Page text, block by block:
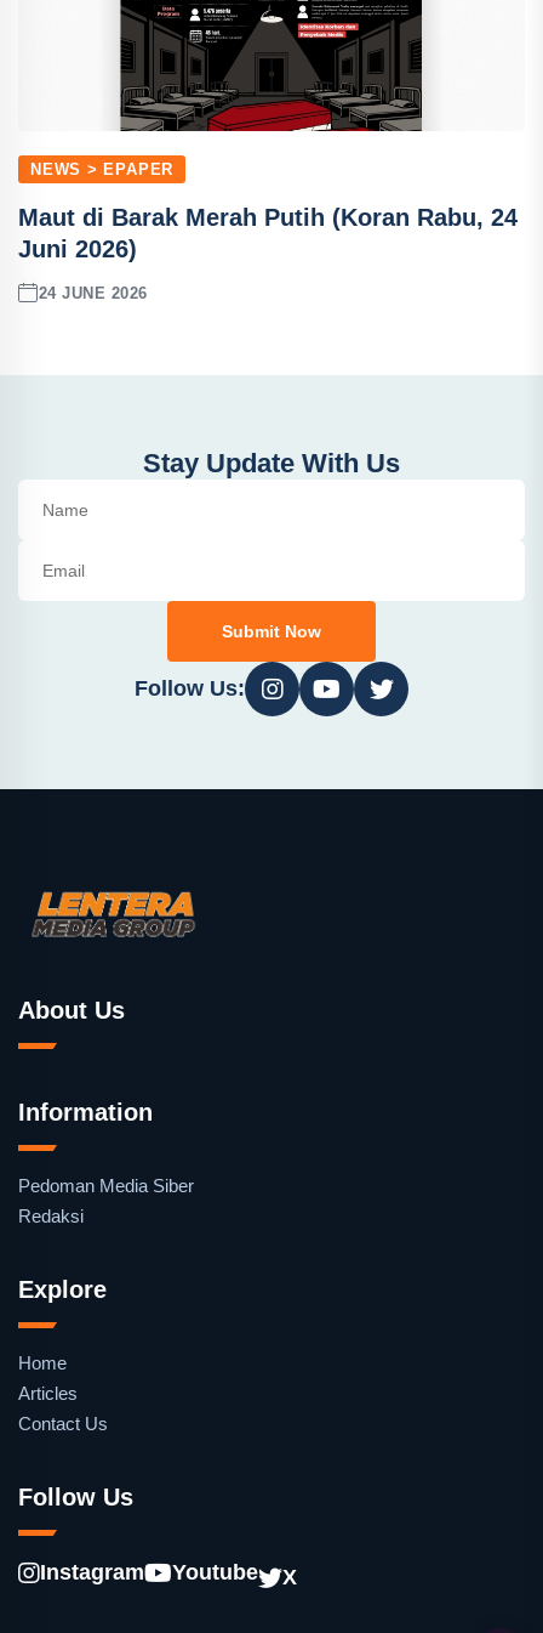
NEWS > EPAPER
Maut di Barak Merah Putih (Koran Rabu, 24
Juni 2026)
24 JUNE 2026
Stay Update With Us
Submit Now
Follow Us:
About Us
Information
Pedoman Media Siber
Redaksi
Explore
Home
Articles
Contact Us
Follow Us
Instagram Youtube X